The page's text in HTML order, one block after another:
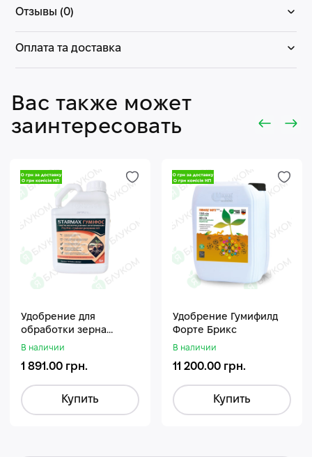
Отзывы (0)
Оплата та доставка
Вас также может
заинтересовать
Удобрение для
обработки зерна
Стармакс Гумифос
В наличии
1 891.00 грн.
Купить
Удобрение Гумифилд
Форте Брикс
В наличии
11 200.00 грн.
Купить